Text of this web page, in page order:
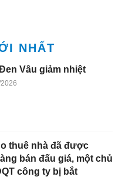
NHẤT
Vâu giảm nhiệt
thuê nhà đã được
bán đấu giá, một chủ
công ty bị bắt